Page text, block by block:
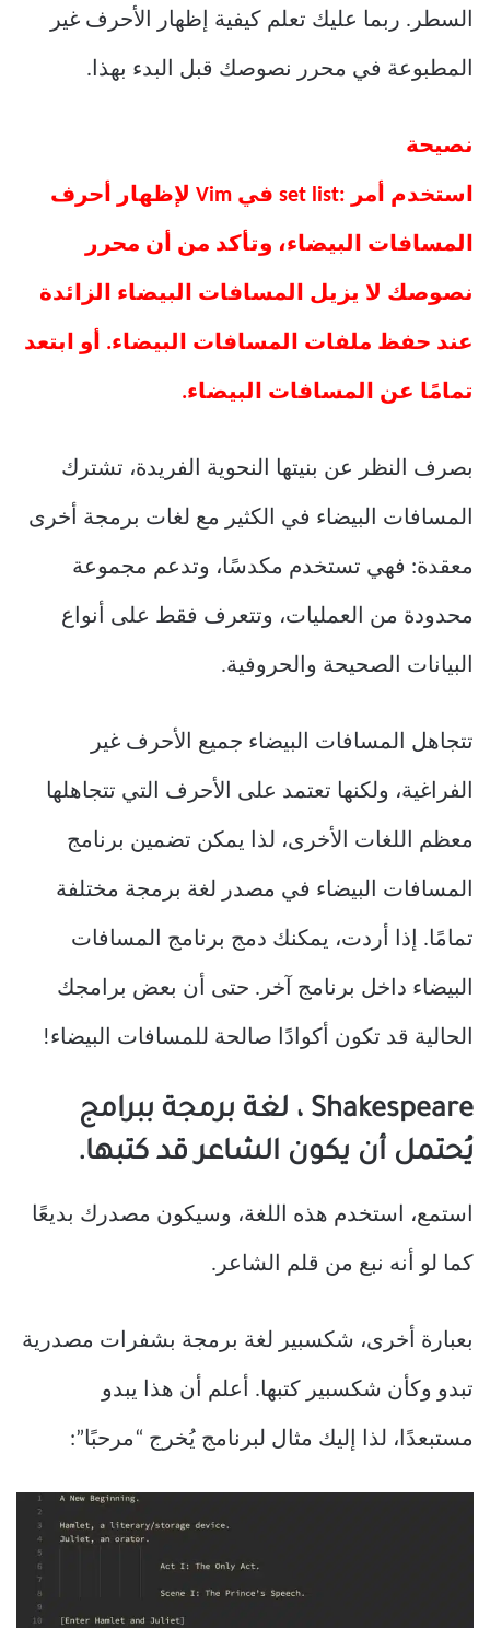
السطر. ربما عليك تعلم كيفية إظهار الأحرف غير
المطبوعة في محرر نصوصك قبل البدء بهذا.
نصيحة
استخدم أمر :set list في Vim لإظهار أحرف
المسافات البيضاء، وتأكد من أن محرر
نصوصك لا يزيل المسافات البيضاء الزائدة
عند حفظ ملفات المسافات البيضاء. أو ابتعد
تمامًا عن المسافات البيضاء.
بصرف النظر عن بنيتها النحوية الفريدة، تشترك
المسافات البيضاء في الكثير مع لغات برمجة أخرى
معقدة: فهي تستخدم مكدسًا، وتدعم مجموعة
محدودة من العمليات، وتتعرف فقط على أنواع
البيانات الصحيحة والحروفية.
تتجاهل المسافات البيضاء جميع الأحرف غير
الفراغية، ولكنها تعتمد على الأحرف التي تتجاهلها
معظم اللغات الأخرى، لذا يمكن تضمين برنامج
المسافات البيضاء في مصدر لغة برمجة مختلفة
تمامًا. إذا أردت، يمكنك دمج برنامج المسافات
البيضاء داخل برنامج آخر. حتى أن بعض برامجك
الحالية قد تكون أكوادًا صالحة للمسافات البيضاء!
Shakespeare ، لغة برمجة ببرامج
يُحتمل أن يكون الشاعر قد كتبها.
استمع، استخدم هذه اللغة، وسيكون مصدرك بديعًا
كما لو أنه نبع من قلم الشاعر.
بعبارة أخرى، شكسبير لغة برمجة بشفرات مصدرية
تبدو وكأن شكسبير كتبها. أعلم أن هذا يبدو
مستبعدًا، لذا إليك مثال لبرنامج يُخرج “مرحبًا”: